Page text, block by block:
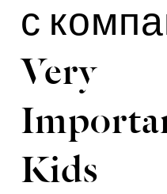
с
Very
Kids